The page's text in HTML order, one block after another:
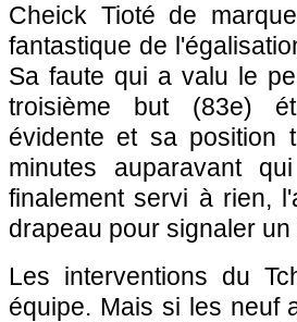
Cheick Tioté de
fantastique de
Sa faute qui a valu le
troisième but (83e)
évidente et sa position
minutes auparavant
finalement servi à rien,
drapeau pour signaler
Les interventions du
équipe. Mais si les neuf